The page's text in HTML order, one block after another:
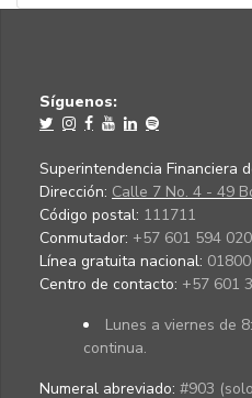
Síguenos:
Superintendencia Financiera
Dirección: Calle 7 No. 4 - 49
Código postal: 111711
Conmutador: +57 601 594
Línea gratuita nacional:
Centro de contacto: +57 601
Lunes a viernes de
continua.
Numeral abreviado: #903